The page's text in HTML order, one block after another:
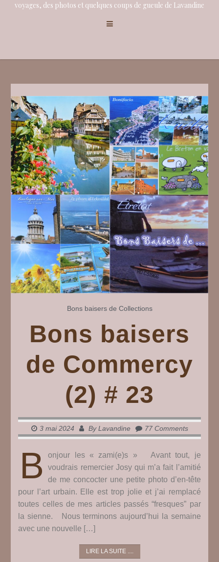
voyages, des photos et quelques coups de gueule de Lavandine
Bons baisers de Collections
Bons baisers
de Commercy
(2) # 23
3 mai 2024 ByLavandine 77 Comments
B
onjour les « zami(e)s » Avant tout, je
voudrais remercier Josy qui m’a fait l’amitié
de me concocter une petite photo d’en-tête
pour l’art urbain. Elle est trop jolie et j’ai remplacé
toutes celles de mes articles passés “fresques” par
la sienne. Nous terminons aujourd’hui la semaine
avec une nouvelle […]
LIRE LA SUITE ....